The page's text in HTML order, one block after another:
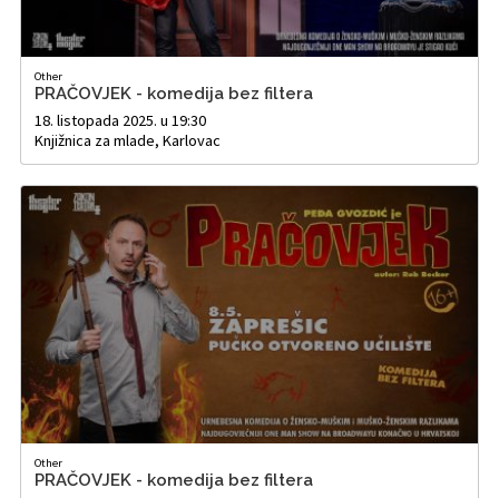
Other
PRAČOVJEK - komedija bez filtera
18. listopada 2025. u 19:30
Knjižnica za mlade, Karlovac
Other
PRAČOVJEK - komedija bez filtera